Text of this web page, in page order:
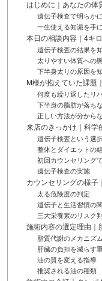
はじめに｜あなたの体
遺伝子検査で明らか
一生使える知識を手
本日の相談内容｜4キ
遺伝子検査の結果を
太りやすい体質への
下半身太りの原因を
M様が抱えていた課題
何度も繰り返したリ
下半身の脂肪が落ち
正しい方法が分から
来店のきっかけ｜科学
遺伝子検査という選
整体とダイエットの
初回カウンセリング
遺伝子検査の実施
カウンセリングの様子
太る危険度の判定
遺伝子と生活習慣の
三大栄養素のリスク
施術内容の選定理由｜
脂質代謝のメカニズム
肝臓の負担を減らす
油の質を変える指導
推奨される油の種類